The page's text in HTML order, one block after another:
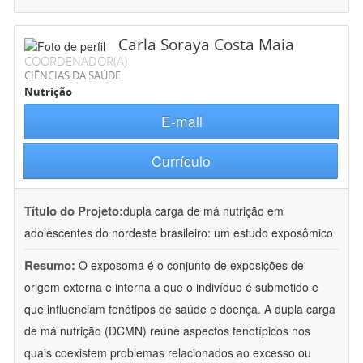
Carla Soraya Costa Maia
COORDENADOR(A)
CIÊNCIAS DA SAÚDE
Nutrição
E-mail
Currículo
Título do Projeto:dupla carga de má nutrição em
adolescentes do nordeste brasileiro: um estudo exposômico
Resumo: O exposoma é o conjunto de exposições de
origem externa e interna a que o indivíduo é submetido e
que influenciam fenótipos de saúde e doença. A dupla carga
de má nutrição (DCMN) reúne aspectos fenotípicos nos
quais coexistem problemas relacionados ao excesso ou